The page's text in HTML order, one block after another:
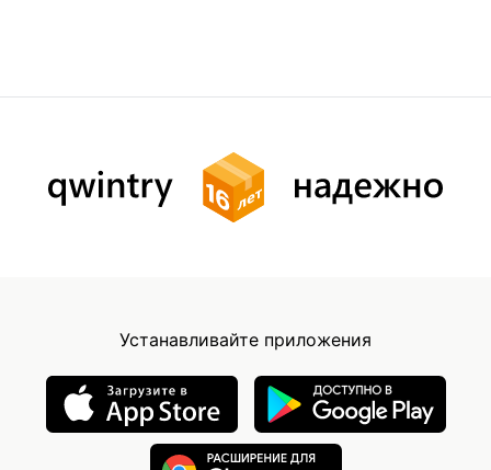
Устанавливайте приложения